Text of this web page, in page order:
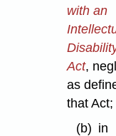
with an
Act,
as
that Act;
(b) in